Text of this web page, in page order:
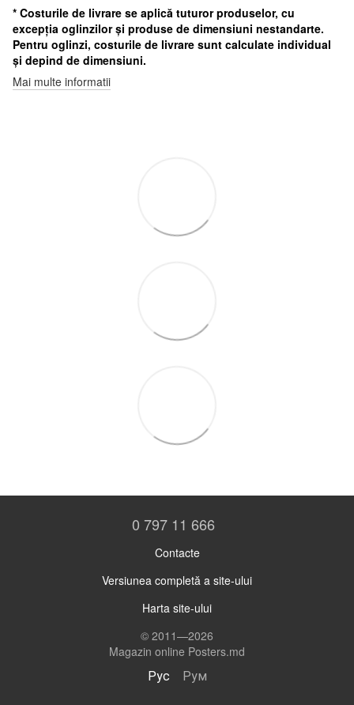
* Costurile de livrare se aplică tuturor produselor, cu
excepția oglinzilor și produse de dimensiuni nestandarte.
Pentru oglinzi, costurile de livrare sunt calculate individual
și depind de dimensiuni.
Mai multe informatii
0 797 11 666
Contacte
Versiunea completă a site-ului
Harta site-ului
© 2011—2026
Magazin online Posters.md
Рус Рум